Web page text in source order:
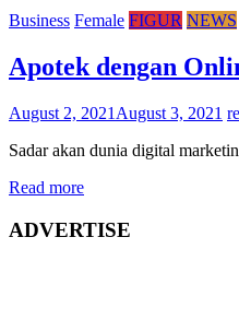
Business Female FIGUR NEWS
Apotek dengan
August 2, 2021 August 3, 2021
Sadar akan dunia digital
Read more
ADVERTISE